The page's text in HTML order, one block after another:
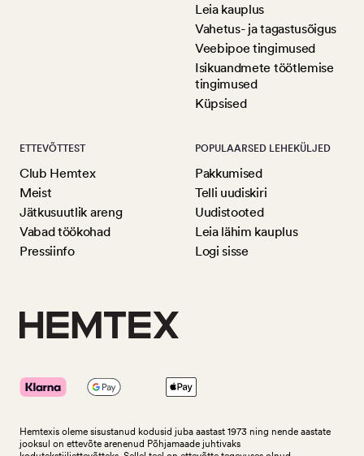
Leia kauplus
Vahetus- ja tagastusõigus
Veebipoe tingimused
Isikuandmete töötlemise
tingimused
Küpsised
ETTEVÕTTEST
Club Hemtex
Meist
Jätkusuutlik areng
Vabad töökohad
Pressiinfo
POPULAARSED LEHEKÜLJED
Pakkumised
Telli uudiskiri
Uudistooted
Leia lähim kauplus
Logi sisse
Hemtexis oleme sisustanud kodusid juba aastast 1973 ning nende aastate
jooksul on ettevõte arenenud Põhjamaade juhtivaks